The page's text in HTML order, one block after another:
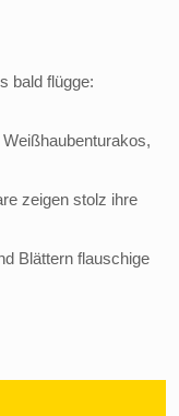
bald flügge:
zeigen stolz ihre
Blättern flauschige